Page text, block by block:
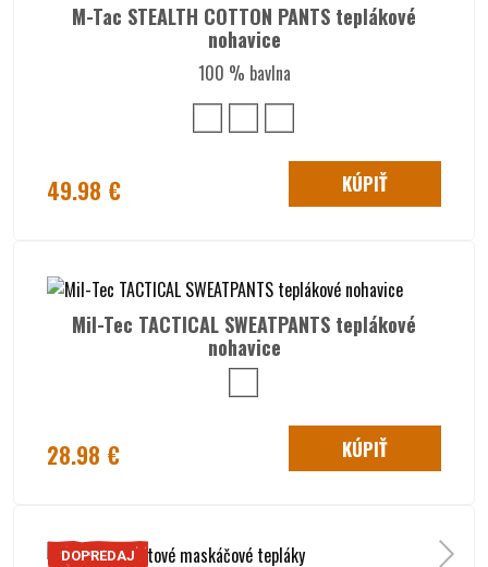
M-Tac STEALTH COTTON PANTS teplákové
nohavice
100 % bavlna
49.98 € KÚPIŤ
Mil-Tec TACTICAL SWEATPANTS teplákové
nohavice
28.98 € KÚPIŤ
DOPREDAJ